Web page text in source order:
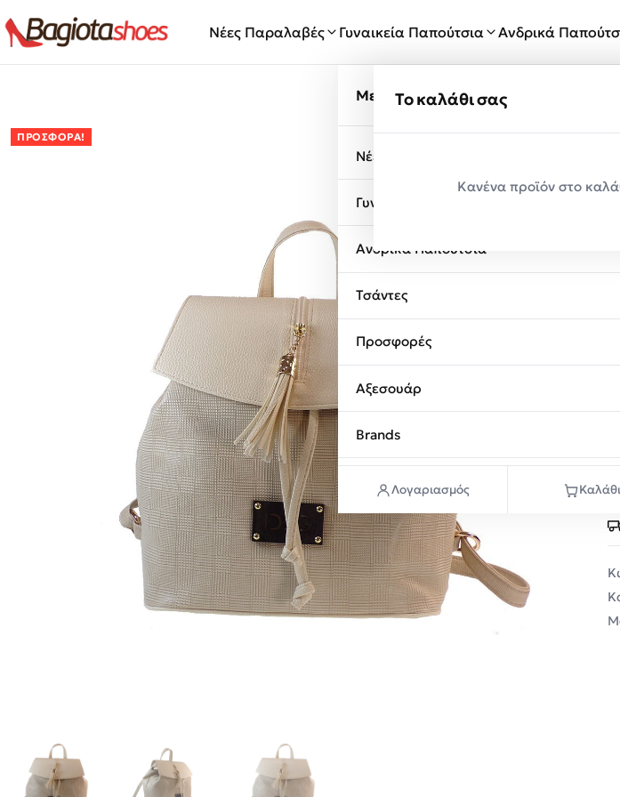
Νέες Παραλαβές
Γυναικεία Παπούτσια Ανδρικά
Μενού
Νέες Παραλαβές
Γυναικεία Παπούτσια
Ανδρικά Παπούτσια
Τσάντες
Προσφορές
Αξεσουάρ
Brands
Λογαριασμός Καλάθι
Το καλάθι σας
Κανένα προϊόν στο
ΠΡΟΣΦΟΡΆ!